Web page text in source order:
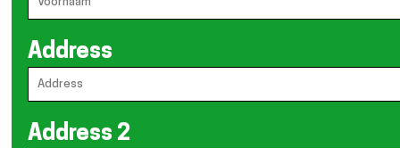
Address
Address 2